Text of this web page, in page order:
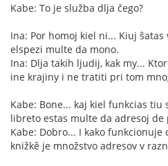
Kabe: To je služba dlja čego?
Ina: Por homoj kiel ni... Kiuj
elspezi multe da mono.
Ina: Dlja takih ljudij, kak my...
ine krajiny i ne tratiti pri tom
Kabe: Bone... kaj kiel funkcias tiu
libreto estas multe da adresoj
Kabe: Dobro... I kako funkcionuje
knižkě je množstvo adresov v